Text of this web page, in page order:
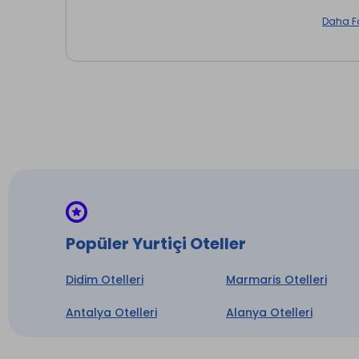
Geç
Daha
Popüler Yurtiçi Oteller
Didim Otelleri Marmaris Otelleri
Antalya Otelleri Alanya Otelleri